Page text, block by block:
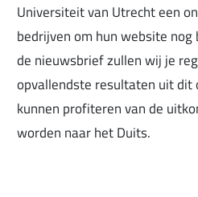
Universiteit van Utrecht een
bedrijven om hun website
de nieuwsbrief zullen wij je
opvallendste resultaten uit dit
kunnen profiteren van de
worden naar het Duits.